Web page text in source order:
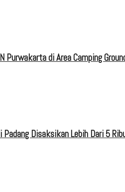
Purwakarta di Area Camping
Disaksikan Lebih Dari 5